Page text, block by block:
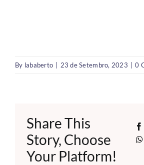
By lababerto 23 de Setembro, 2023 0
Share This
Story, Choose
Your Platform!